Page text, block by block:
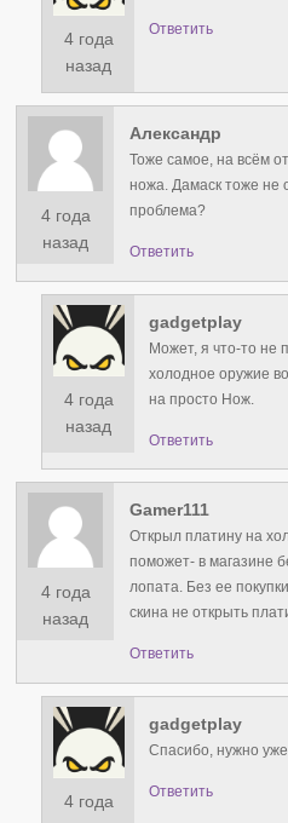
4 года
назад
Ответить
4 года
назад
Александр
Тоже самое, на всём
ножа. Дамаск тоже не
проблема?
Ответить
4 года
назад
gadgetplay
Может, я что-то не
холодное оружие
на просто Нож.
Ответить
4 года
назад
Gamer111
Открыл платину на
поможет- в магазине
лопата. Без ее
скина не открыть
Ответить
4 года
gadgetplay
Спасибо, нужно
Ответить